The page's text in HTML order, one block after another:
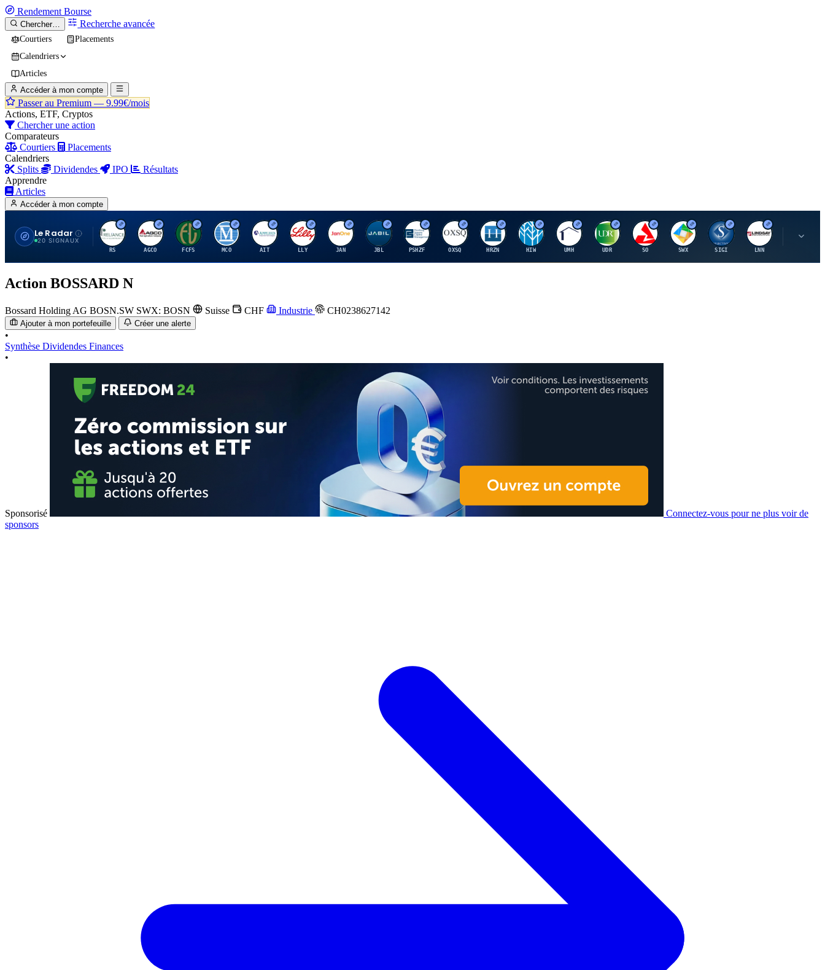
Rendement Bourse
Chercher… Recherche avancée
Courtiers
Placements
Calendriers
Articles
Accéder à mon compte
Passer au Premium — 9.99€/mois
Actions, ETF, Cryptos
Chercher une action
Comparateurs
Courtiers
Placements
Calendriers
Splits
Dividendes IPO
Résultats
Apprendre
Articles
Accéder à mon compte
Le Radar
20 SIGNAUX
R
RS
A
AGCO
F
FCFS
M
MCO
A
AIT
E
LLY
J
JAN
J
JBL
P
PSHZF
O
OXSQ
H
HRZN
H
HIW
U
UMH
U
UDR
S
SO
S
SWX
S
SIGI
L
LNN
R
Action BOSSARD N
Bossard Holding AG BOSN.SW SWX: BOSN Suisse CHF Industrie CH0238627142
Ajouter à mon portefeuille Créer une alerte
•
Synthèse Dividendes Finances
•
Sponsorisé
Connectez-vous pour ne plus voir de
sponsors